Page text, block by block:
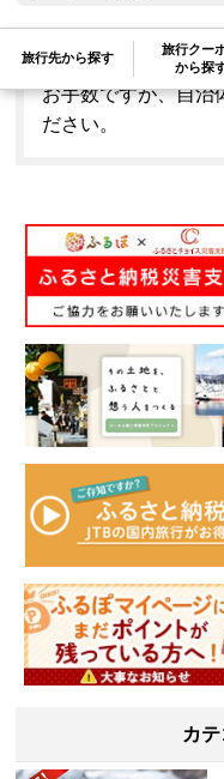
旅行先から探す
旅行クー
から探
「北海道伊達市」は
はできません。
お手数ですが、自治
ださい。
カ